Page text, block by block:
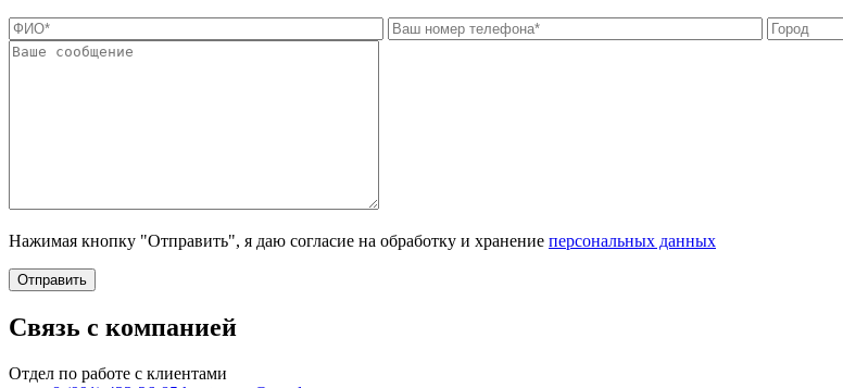
Нажимая кнопку "Отправить", я даю согласие на обработку и хранение персональных данных
Отправить
Связь с компанией
Отдел по работе с клиентами